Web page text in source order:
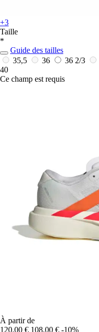
+3
Taille
*
Guide des tailles
35,5
36 36 2/3
40
Ce champ est requis
À partir de
120,00 € 108,00 € -10%